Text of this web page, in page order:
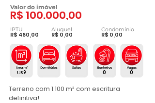
Valor do imóvel
R$ 100.000,00
IPTU
R$ 460,00
Aluguel
R$ 0,00
Condomínio
R$ 0,00
0 0
1.109
Terreno com 1.100 m² com escritura
definitiva!